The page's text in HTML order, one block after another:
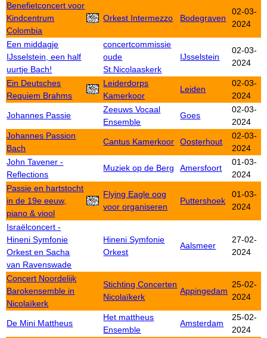
Benefietconcert voor
Kindcentrum
Colombia
Orkest Intermezzo Bodegraven
02-03-
2024
Een middagje
IJsselstein, een half
uurtje Bach!
concertcommissie
oude
St.Nicolaaskerk
IJsselstein
02-03-
2024
Ein Deutsches
Requiem Brahms
Leiderdorps
Kamerkoor
Leiden
02-03-
2024
Johannes Passie
Zeeuws Vocaal
Ensemble
Goes
02-03-
2024
Johannes Passion
Bach
Cantus Kamerkoor Oosterhout
02-03-
2024
John Tavener -
Reflections
Muziek op de Berg Amersfoort
01-03-
2024
Passie en hartstocht
in de 19e eeuw,
piano & viool
Flying Eagle oog
voor organiseren
Puttershoek
01-03-
2024
Israëlconcert -
Hineni Symfonie
Orkest en Sacha
van Ravenswade
Hineni Symfonie
Orkest
Aalsmeer
27-02-
2024
Concert Noordelijk
Barokensemble in
Nicolaïkerk
Stichting Concerten
Nicolaïkerk
Appingedam
25-02-
2024
De Mini Mattheus
Het mattheus
Ensemble
Amsterdam
25-02-
2024